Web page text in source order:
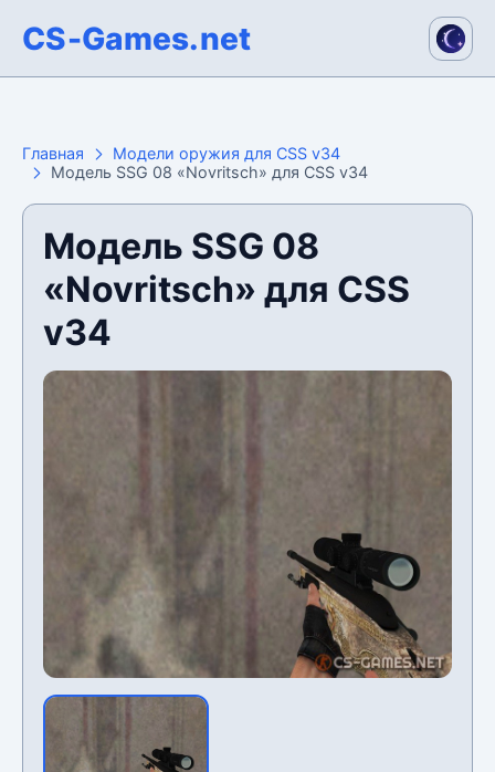
CS-Games.net
Главная
Модели оружия для CSS v34
Модель SSG 08 «Novritsch» для CSS v34
Модель SSG 08
«Novritsch» для CSS
v34